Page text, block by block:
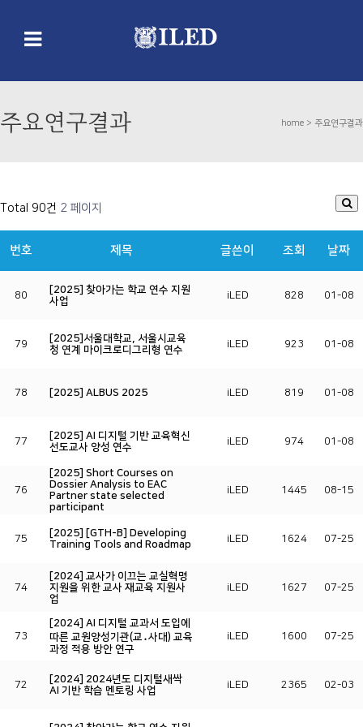
주요연구결과 home > 주요연구결과
Total 90건 2 페이지
번호 제목 글쓴이 조회 날짜
80
[2025] 찾아가는 학교 연수 지원
사업
iLED 828 01-08
79
[2025]서울대학교, 서울시교육
청 연계 마이크로디그리형 연수
iLED 923 01-08
78 [2025] ALBUS 2025 iLED 819 01-08
77
[2025] AI 디지털 기반 교육혁신
선도교사 양성 연수
iLED 974 01-08
76
[2025] Short Courses on
Dossier Analysis to EAC
Partner state selected
participant
iLED 1445 08-15
75
[2025] [GTH-B] Developing
Training Tools and Roadmap
iLED 1624 07-25
74
[2024] 교사가 이끄는 교실혁명
지원을 위한 교사 재교육 지원사
업
iLED 1627 07-25
73
[2024] AI 디지털 교과서 도입에
따른 교원양성기관(교․사대) 교육
과정 적용 방안 연구
iLED 1600 07-25
72
[2024] 2024년도 디지털새싹
AI 기반 학습 멘토링 사업
iLED 2365 02-03